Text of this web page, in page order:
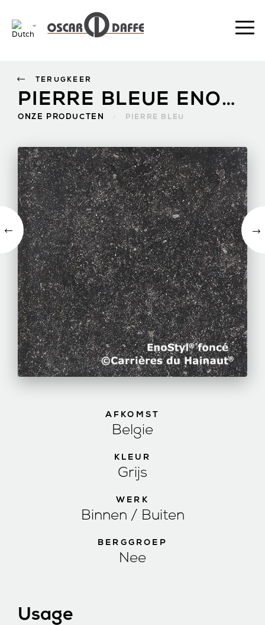
PIERRE BLEUE ENOSTYL FONCÉ
ONZE PRODUCTEN PIERRE BLEU
TERUGKEER
AFKOMST
Belgie
KLEUR
Grijs
WERK
Binnen / Buiten
BERGGROEP
Nee
Usage